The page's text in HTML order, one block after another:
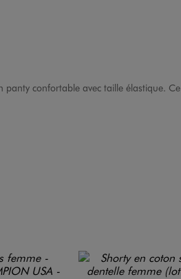
panty confortable avec taille élastique. Ce